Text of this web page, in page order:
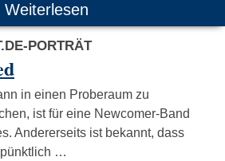
Weiterlesen
PORTRÄT
in einen Proberaum zu
ist für eine Newcomer-Band
Andererseits ist bekannt, dass
…